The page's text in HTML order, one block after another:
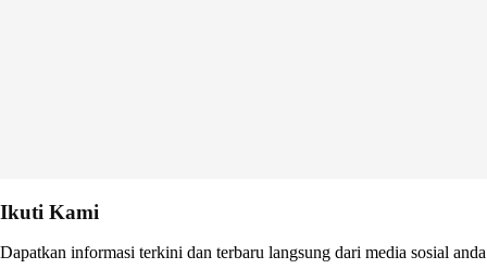
Ikuti Kami
Dapatkan informasi terkini dan terbaru langsung dari media sosial anda